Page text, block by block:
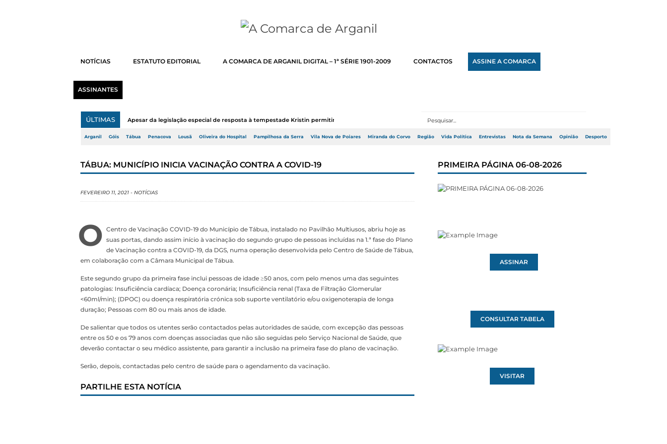
NOTÍCIAS ESTATUTO EDITORIAL A COMARCA DE ARGANIL DIGITAL – 1ª SÉRIE 1901-2009 CONTACTOS ASSINE A COMARCA
ASSINANTES
ÚLTIMAS Apesar da legislação especial de resposta à tempestade Kristin permitir a adj...
Arganil Góis Tábua Penacova Lousã Oliveira do Hospital Pampilhosa da Serra Vila Nova de Poiares Miranda do Corvo Região Vida Política Entrevistas Nota da Semana Opinião Desporto
TÁBUA: MUNICÍPIO INICIA VACINAÇÃO CONTRA A COVID-19
FEVEREIRO 11, 2021 - NOTÍCIAS
O Centro de Vacinação COVID-19 do Município de Tábua, instalado no Pavilhão Multiusos, abriu hoje as
suas portas, dando assim início à vacinação do segundo grupo de pessoas incluídas na 1.ª fase do Plano
de Vacinação contra a COVID-19, da DGS, numa operação desenvolvida pelo Centro de Saúde de Tábua,
em colaboração com a Câmara Municipal de Tábua.
Este segundo grupo da primeira fase inclui pessoas de idade ≥50 anos, com pelo menos uma das seguintes
patologias: Insuficiência cardíaca; Doença coronária; Insuficiência renal (Taxa de Filtração Glomerular
<60ml/min); (DPOC) ou doença respiratória crónica sob suporte ventilatório e/ou oxigenoterapia de longa
duração; Pessoas com 80 ou mais anos de idade.
De salientar que todos os utentes serão contactados pelas autoridades de saúde, com excepção das pessoas
entre os 50 e os 79 anos com doenças associadas que não são seguidas pelo Serviço Nacional de Saúde, que
deverão contactar o seu médico assistente, para garantir a inclusão na primeira fase do plano de vacinação.
Serão, depois, contactadas pelo centro de saúde para o agendamento da vacinação.
PARTILHE ESTA NOTÍCIA
PRIMEIRA PÁGINA 06-08-2026
ASSINAR
CONSULTAR TABELA
VISITAR